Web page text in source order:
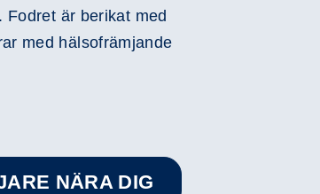
är berikat med
med hälsofrämjande
NÄRA DIG